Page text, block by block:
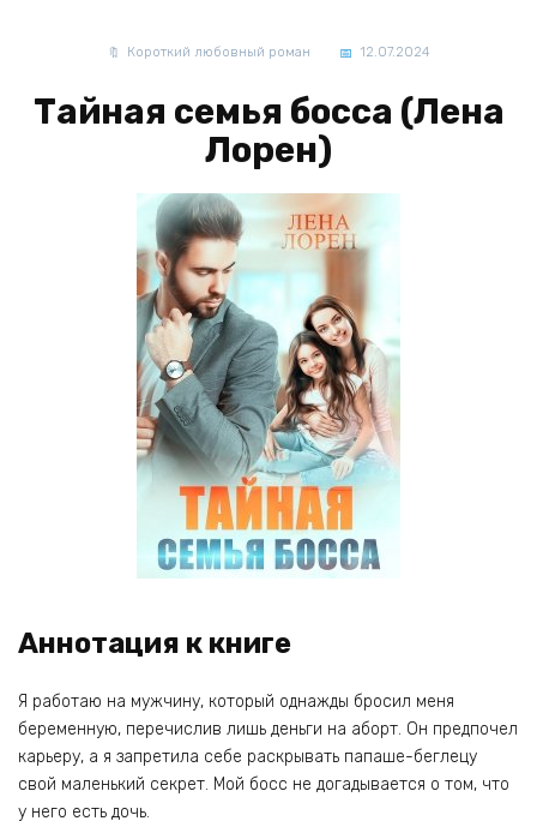
Короткий любовный роман 12.07.2024
Тайная семья босса (Лена
Лорен)
Аннотация к книге
Я работаю на мужчину, который однажды бросил меня
беременную, перечислив лишь деньги на аборт. Он предпочел
карьеру, а я запретила себе раскрывать папаше-беглецу
свой маленький секрет. Мой босс не догадывается о том, что
у него есть дочь.